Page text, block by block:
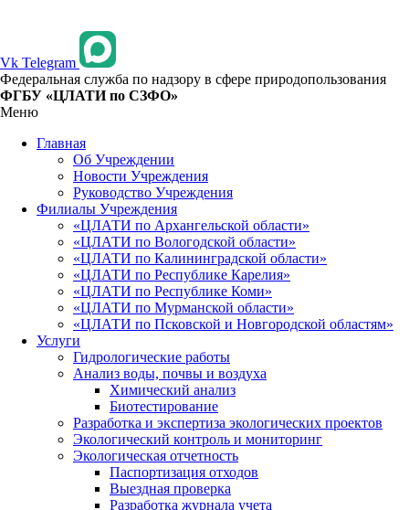
Vk Telegram
Федеральная служба по надзору в сфере природопользования
ФГБУ «ЦЛАТИ по СЗФО»
Меню
Главная
Об Учреждении
Новости Учреждения
Руководство Учреждения
Филиалы Учреждения
«ЦЛАТИ по Архангельской области»
«ЦЛАТИ по Вологодской области»
«ЦЛАТИ по Калининградской области»
«ЦЛАТИ по Республике Карелия»
«ЦЛАТИ по Республике Коми»
«ЦЛАТИ по Мурманской области»
«ЦЛАТИ по Псковской и Новгородской областям»
Услуги
Гидрологические работы
Анализ воды, почвы и воздуха
Химический анализ
Биотестирование
Разработка и экспертиза экологических проектов
Экологический контроль и мониторинг
Экологическая отчетность
Паспортизация отходов
Выездная проверка
Разработка журнала учета